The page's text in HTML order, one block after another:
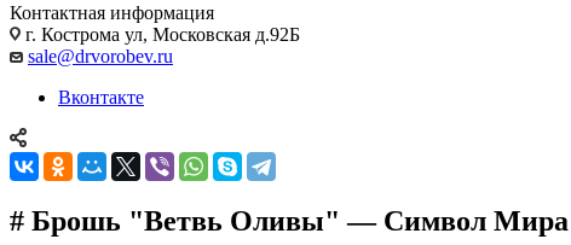
Контактная информация
г. Кострома ул, Московская д.92Б
sale@drvorobev.ru
Вконтакте
# Брошь "Ветвь Оливы" — Символ Мира